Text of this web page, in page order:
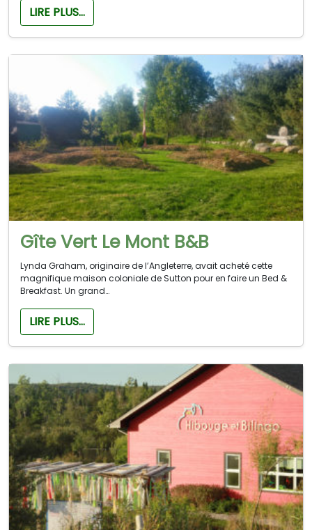
LIRE PLUS…
Gîte Vert Le Mont B&B
Lynda Graham, originaire de l’Angleterre, avait acheté cette
magnifique maison coloniale de Sutton pour en faire un Bed &
Breakfast. Un grand…
LIRE PLUS…